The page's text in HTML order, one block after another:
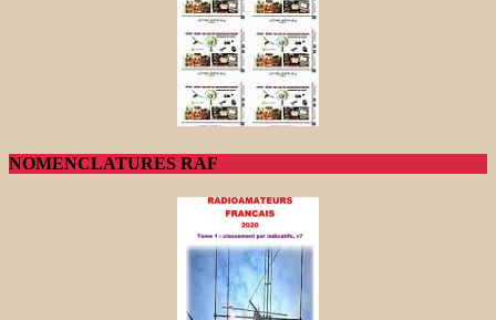
NOMENCLATURES RAF